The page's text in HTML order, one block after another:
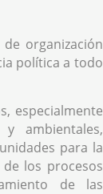
organización
política a todo
especialmente
ambientales,
para la
los procesos
de las